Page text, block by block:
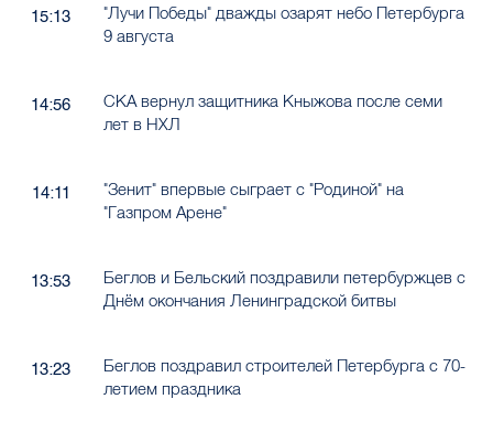
15:13
"Лучи Победы" дважды озарят небо Петербурга
9 августа
14:56
СКА вернул защитника Кныжова после семи
лет в НХЛ
14:11
"Зенит" впервые сыграет с "Родиной" на
"Газпром Арене"
13:53
Беглов и Бельский поздравили петербуржцев с
Днём окончания Ленинградской битвы
13:23
Беглов поздравил строителей Петербурга с 70-
летием праздника